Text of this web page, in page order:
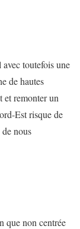
toutefois une
de hautes
et remonter un
Est risque de
nous
que non centrée